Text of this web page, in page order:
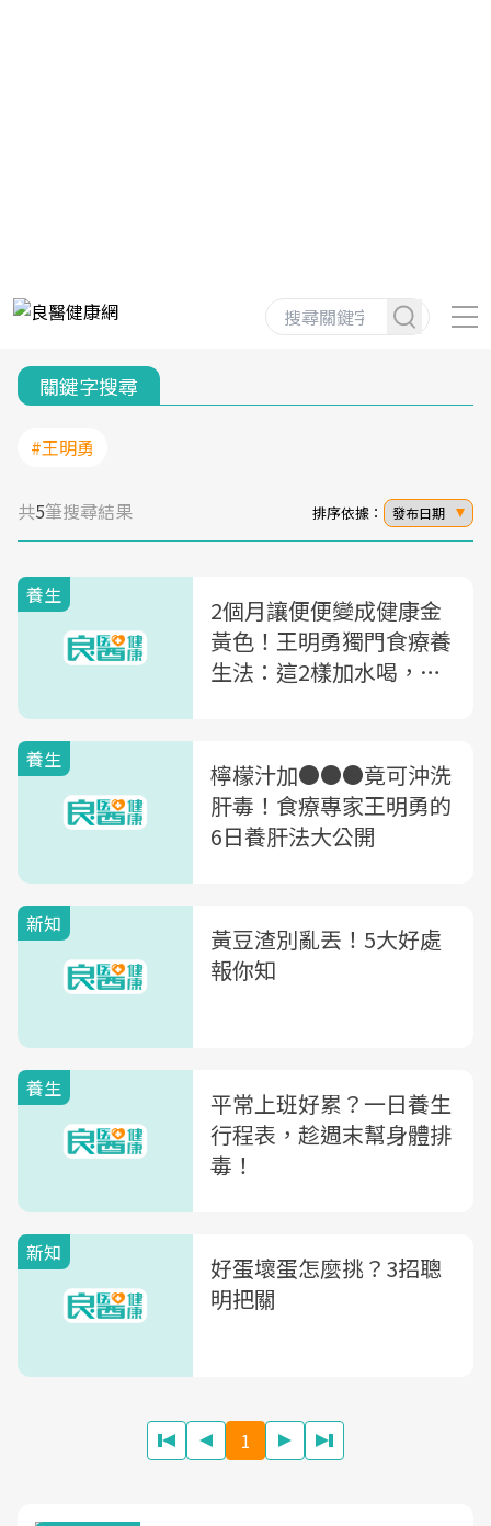
關鍵字搜尋
#王明勇
共5筆搜尋結果 排序依據： 發布日期
養生
2個月讓便便變成健康金
黃色！王明勇獨門食療養
生法：這2樣加水喝，有
養生
檸檬汁加●●●竟可沖洗
肝毒！食療專家王明勇的
6日養肝法大公開
新知
黃豆渣別亂丟！5大好處
報你知
養生
平常上班好累？一日養生
行程表，趁週末幫身體排
毒！
新知
好蛋壞蛋怎麼挑？3招聰
明把關
1